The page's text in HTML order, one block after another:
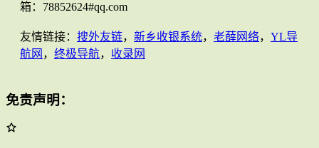
箱：78852624#qq.com
友情链接： 搜外友链， 新乡收银系统， 老薛网络， YL导
航网 ， 终极导航， 收录网
免责声明：